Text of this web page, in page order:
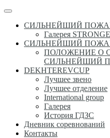
Перейти
содержимому
Меню
СИЛЬНЕЙШИЙ
Галерея
СИЛЬНЕЙШИЙ
ПОЛОЖЕНИЕ О
СИЛЬНЕЙШИЙ
DEKHTEREVCUP
Лучшее звено
Лучшее отделение
International group
Галерея
История ГДЗС
Дневник соревнований
Контакты